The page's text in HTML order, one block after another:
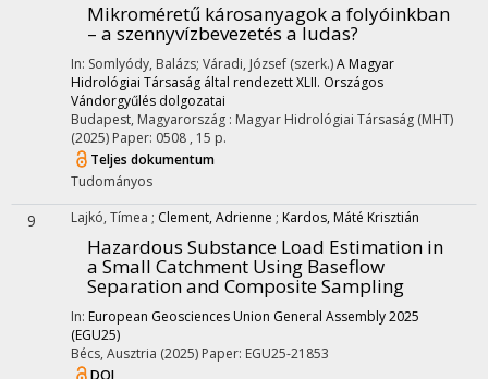
Mikroméretű károsanyagok a folyóinkban
– a szennyvízbevezetés a ludas?
In: Somlyódy, Balázs; Váradi, József (szerk.)A Magyar
Hidrológiai Társaság által rendezett XLII. Országos
Vándorgyűlés dolgozatai
Budapest, Magyarország : Magyar Hidrológiai Társaság (MHT)
(2025) Paper: 0508 , 15 p.
Teljes dokumentum
Tudományos
9 Lajkó, Tímea ; Clement, Adrienne ; Kardos, Máté Krisztián
Hazardous Substance Load Estimation in
a Small Catchment Using Baseflow
Separation and Composite Sampling
In: European Geosciences Union General Assembly 2025
(EGU25)
Bécs, Ausztria (2025) Paper: EGU25-21853